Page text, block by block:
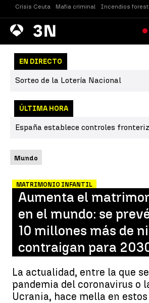
Crisis Ceuta Mafia criminal Incendios
Antena
3 Noticias
EN DIRECTO
Sorteo de la Lotería Nacional
ÚLTIMA HORA
España establece controles
Mundo
MATRIMONIO INFANTIL
Aumenta el
en el mundo: se
10 millones más de
contraigan para
La actualidad, entre la que
pandemia del coronavirus o
Ucrania, hace mella en